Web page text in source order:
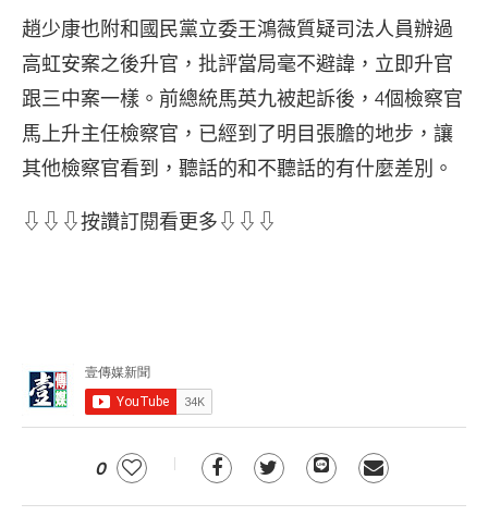
趙少康也附和國民黨立委王鴻薇質疑司法人員辦過
高虹安案之後升官，批評當局毫不避諱，立即升官
跟三中案一樣。前總統馬英九被起訴後，4個檢察官
馬上升主任檢察官，已經到了明目張膽的地步，讓
其他檢察官看到，聽話的和不聽話的有什麼差別。
⇩⇩⇩按讚訂閱看更多⇩⇩⇩
0